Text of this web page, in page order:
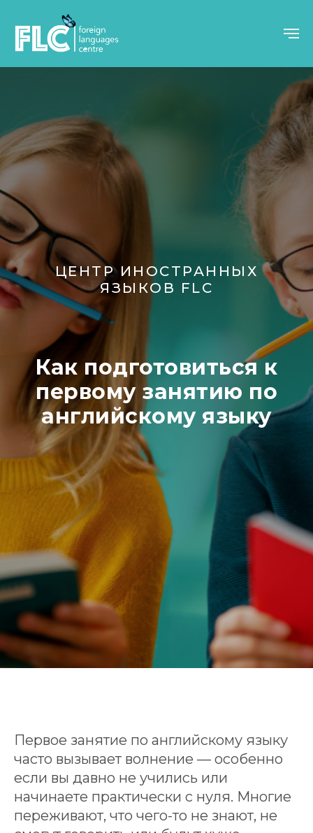
ЦЕНТР ИНОСТРАННЫХ
ЯЗЫКОВ FLC
Как подготовиться к
первому занятию по
английскому языку
Первое занятие по английскому языку
часто вызывает волнение — особенно
если вы давно не учились или
начинаете практически с нуля. Многие
переживают, что чего-то не знают, не